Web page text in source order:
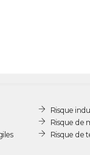
Risque
Risque de
Risque de